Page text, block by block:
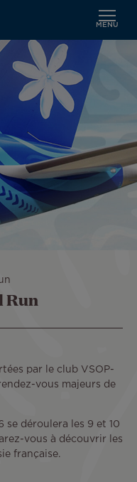
MENU
Run
par le club VSOP-
vous majeurs de
se déroulera les 9 et 10
vous à découvrir les
française.